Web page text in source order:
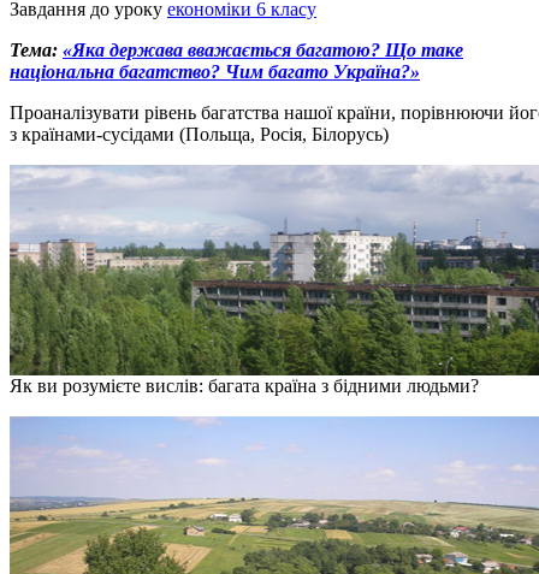
Завдання до уроку економіки 6 класу
Тема: «Яка держава вважається багатою? Що таке
національна багатство? Чим багато Україна?»
Проаналізувати рівень багатства нашої країни, порівнюючи
з країнами-сусідами (Польща, Росія, Білорусь)
Як ви розумієте вислів: багата країна з бідними людьми?